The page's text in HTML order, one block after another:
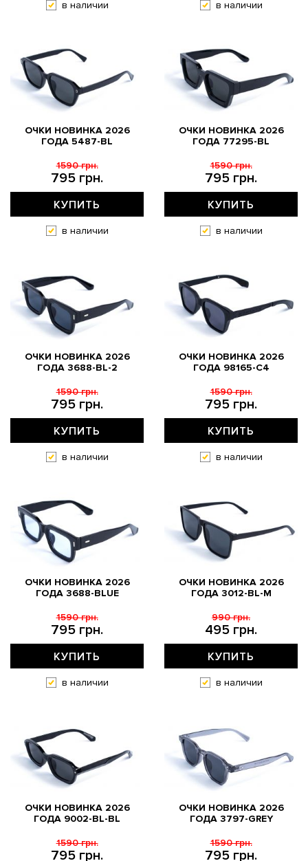
в наличии в наличии
ОЧКИ НОВИНКА 2026
ГОДА 5487-BL
795 грн.
1590 грн.
КУПИТЬ
в наличии
ОЧКИ НОВИНКА 2026
ГОДА 77295-BL
795 грн.
1590 грн.
КУПИТЬ
в наличии
ОЧКИ НОВИНКА 2026
ГОДА 3688-BL-2
795 грн.
1590 грн.
КУПИТЬ
в наличии
ОЧКИ НОВИНКА 2026
ГОДА 98165-C4
795 грн.
1590 грн.
КУПИТЬ
в наличии
ОЧКИ НОВИНКА 2026
ГОДА 3688-BLUE
795 грн.
1590 грн.
КУПИТЬ
в наличии
ОЧКИ НОВИНКА 2026
ГОДА 3012-BL-M
495 грн.
990 грн.
КУПИТЬ
в наличии
ОЧКИ НОВИНКА 2026
ГОДА 9002-BL-BL
795 грн.
1590 грн.
ОЧКИ НОВИНКА 2026
ГОДА 3797-GREY
795 грн.
1590 грн.